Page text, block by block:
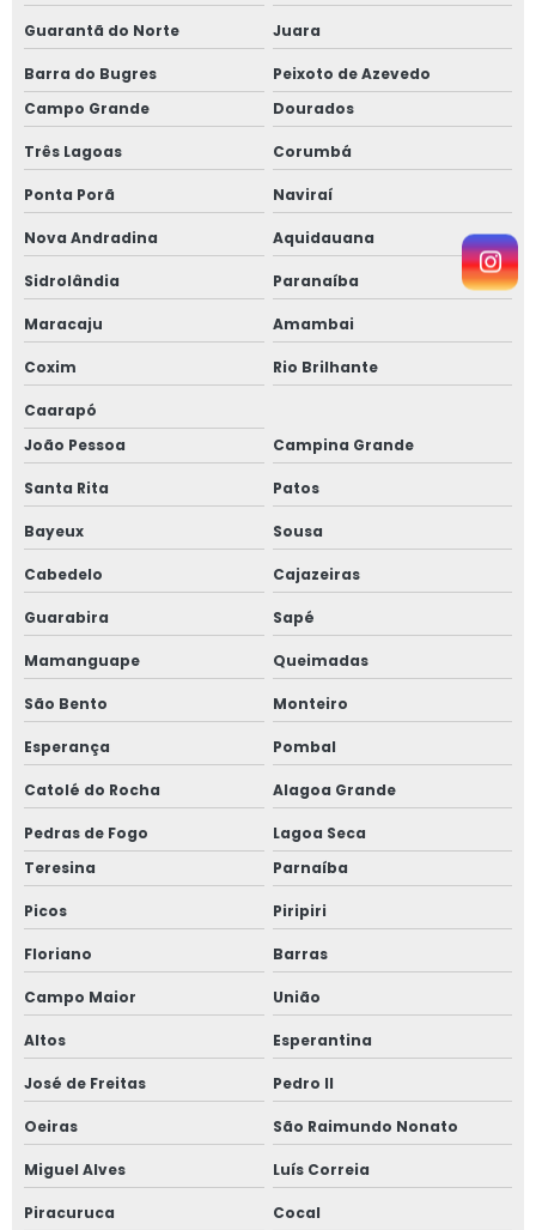
Guarantã do Norte Juara
Barra do Bugres
Peixoto de Azevedo
Campo Grande
Dourados
Três Lagoas Corumbá
Ponta Porã Naviraí
Nova Andradina Aquidauana
Sidrolândia Paranaíba
Maracaju Amambai
Coxim Rio Brilhante
Caarapó
João Pessoa
Campina Grande
Santa Rita Patos
Bayeux Sousa
Cabedelo Cajazeiras
Guarabira Sapé
Mamanguape Queimadas
São Bento Monteiro
Esperança Pombal
Catolé do Rocha Alagoa Grande
Pedras de Fogo
Lagoa Seca
Teresina
Parnaíba
Picos Piripiri
Floriano Barras
Campo Maior União
Altos Esperantina
José de Freitas Pedro II
Oeiras São Raimundo Nonato
Miguel Alves Luís Correia
Piracuruca Cocal